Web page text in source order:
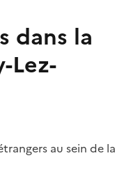
dans la
Lez-
au sein de la